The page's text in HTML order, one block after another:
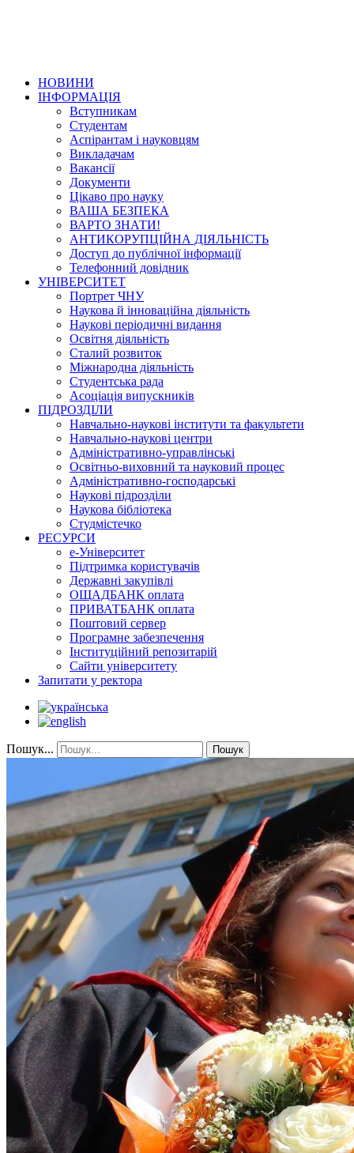
НОВИНИ
ІНФОРМАЦІЯ
Вступникам
Студентам
Аспірантам і науковцям
Викладачам
Вакансії
Документи
Цікаво про науку
ВАША БЕЗПЕКА
ВАРТО ЗНАТИ!
АНТИКОРУПЦІЙНА ДІЯЛЬНІСТЬ
Доступ до публічної інформації
Телефонний довідник
УНІВЕРСИТЕТ
Портрет ЧНУ
Наукова й інноваційна діяльність
Наукові періодичні видання
Освітня діяльність
Сталий розвиток
Міжнародна діяльність
Студентська рада
Асоціація випускників
ПІДРОЗДІЛИ
Навчально-наукові інститути та факультети
Навчально-наукові центри
Адміністративно-управлінські
Освітньо-виховний та науковий процес
Адміністративно-господарські
Наукові підрозділи
Наукова бібліотека
Студмістечко
РЕСУРСИ
е-Університет
Підтримка користувачів
Державні закупівлі
ОЩАДБАНК оплата
ПРИВАТБАНК оплата
Поштовий сервер
Програмне забезпечення
Інституційний репозитарій
Сайти університету
Запитати у ректора
Пошук... Пошук